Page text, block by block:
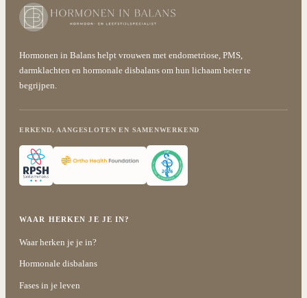
Hormonen in Balans helpt vrouwen met endometriose, PMS,
darmklachten en hormonale disbalans om hun lichaam beter te
begrijpen.
ERKEND, AANGESLOTEN EN SAMENWERKEND
WAAR HERKEN JE JE IN?
Waar herken je je in?
Hormonale disbalans
Fases in je leven